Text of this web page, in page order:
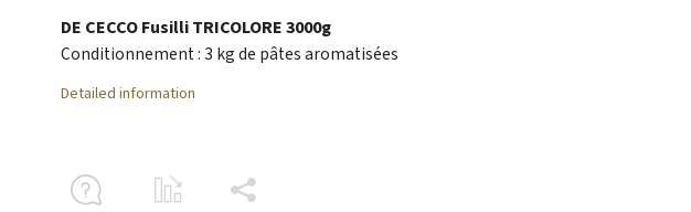
DE CECCO Fusilli TRICOLORE 3000g
Conditionnement : 3 kg de pâtes aromatisées
Detailed information